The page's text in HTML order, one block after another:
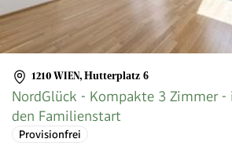
1210 WIEN, Hutterplatz 6
NordGlück - Kompakte 3 Zimmer -
den Familienstart
Provisionfrei